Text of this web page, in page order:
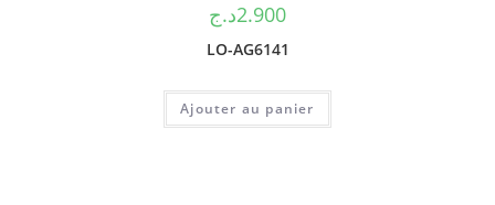
2.900د.ج
LO-AG6141
Ajouter au panier